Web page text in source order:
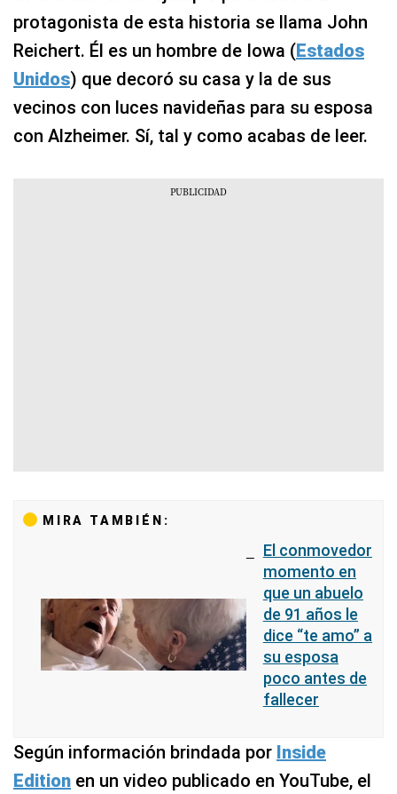
protagonista de esta historia se llama John
Reichert. Él es un hombre de Iowa (Estados
Unidos) que decoró su casa y la de sus
vecinos con luces navideñas para su esposa
con Alzheimer. Sí, tal y como acabas de leer.
MIRA TAMBIÉN:
El conmovedor
momento en
que un abuelo
de 91 años le
dice “te amo” a
su esposa
poco antes de
fallecer
Según información brindada por Inside
Edition en un video publicado en YouTube, el